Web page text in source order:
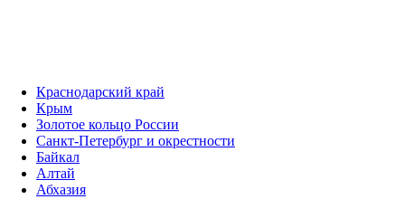
Краснодарский край
Крым
Золотое кольцо России
Санкт-Петербург и окрестности
Байкал
Алтай
Абхазия